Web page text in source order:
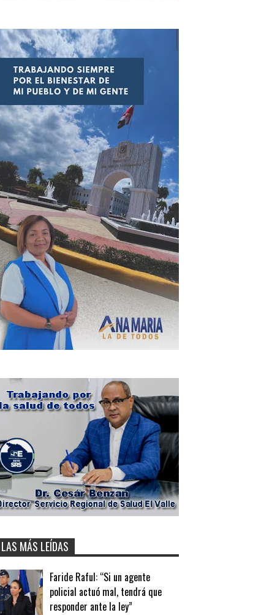
LAS MÁS LEÍDAS
Faride Raful: “Si un agente
policial actuó mal, tendrá que
responder ante la ley”